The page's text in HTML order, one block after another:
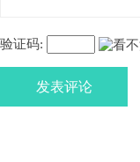
验证码:
发表评论